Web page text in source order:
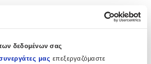
δεδομένων σας
μας επεξεργαζόμαστε